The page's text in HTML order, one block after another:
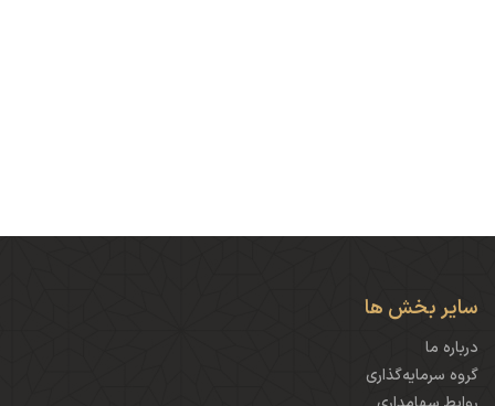
سایر بخش ها
درباره ما
گروه سرمایه‌گذاری